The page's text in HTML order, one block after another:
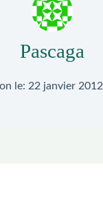
Pascaga
le: 22 janvier 2012